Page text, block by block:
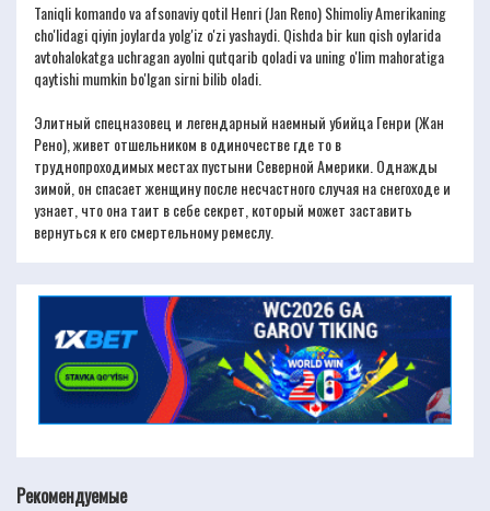
Taniqli komando va afsonaviy qotil Henri (Jan Reno) Shimoliy Amerikaning
cho'lidagi qiyin joylarda yolg'iz o'zi yashaydi. Qishda bir kun qish oylarida
avtohalokatga uchragan ayolni qutqarib qoladi va uning o'lim mahoratiga
qaytishi mumkin bo'lgan sirni bilib oladi.
Элитный спецназовец и легендарный наемный убийца Генри (Жан
Рено), живет отшельником в одиночестве где то в
труднопроходимых местах пустыни Северной Америки. Однажды
зимой, он спасает женщину после несчастного случая на снегоходе и
узнает, что она таит в себе секрет, который может заставить
вернуться к его смертельному ремеслу.
Рекомендуемые